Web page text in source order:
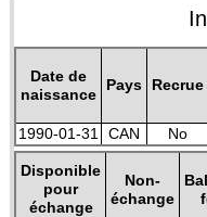
Date de
naissance
Pays Recrue
1990-01-31
CAN No
Disponible
pour
échange
Non-
échange